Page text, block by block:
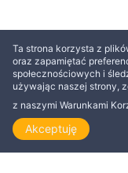
Ta strona korzysta z
oraz zapamiętać
społecznościowych i
używając naszej strony,
z naszymi Warunkami
Akceptuję
Strona główna Odkrywaj